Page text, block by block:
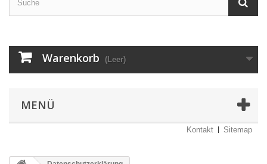
Warenkorb (Leer)
MENÜ
Kontakt Sitemap